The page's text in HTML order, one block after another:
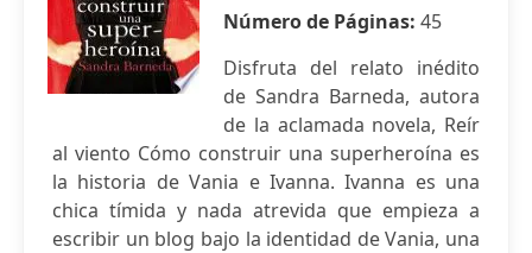
Número de Páginas: 45
Disfruta del relato inédito
de Sandra Barneda, autora
de la aclamada novela, Reír
al viento Cómo construir una superheroína es
la historia de Vania e Ivanna. Ivanna es una
chica tímida y nada atrevida que empieza a
escribir un blog bajo la identidad de Vania, una